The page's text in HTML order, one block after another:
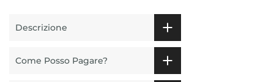
Descrizione
Come Posso Pagare?